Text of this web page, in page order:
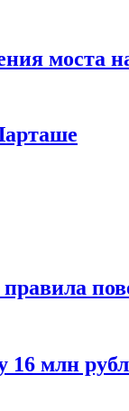
моста
правила
16 млн